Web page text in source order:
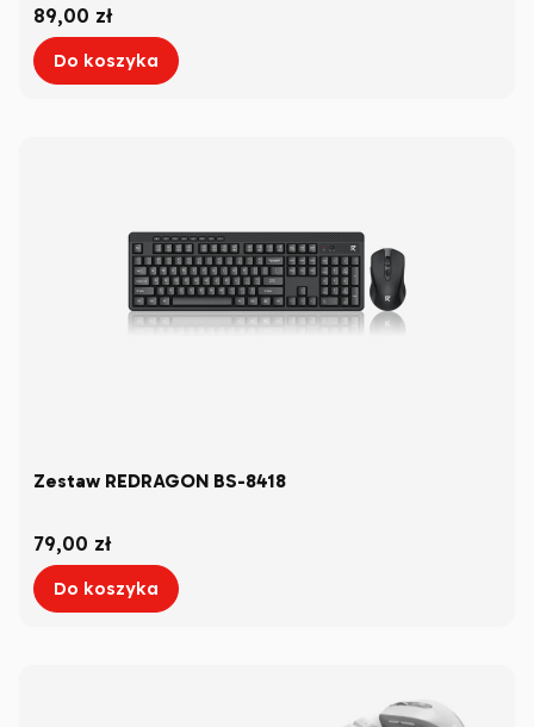
Cena
89,00 zł
Do koszyka
Zestaw REDRAGON BS-8418
Cena
79,00 zł
Do koszyka